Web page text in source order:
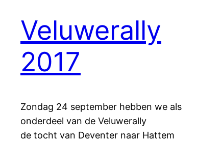
Veluwerally
2017
Zondag 24 september hebben we als
onderdeel van de Veluwerally
de tocht van Deventer naar Hattem